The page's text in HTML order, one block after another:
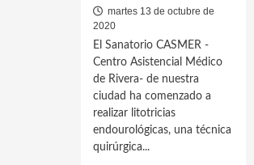
martes 13 de octubre de
2020
El Sanatorio CASMER -
Centro Asistencial Médico
de Rivera- de nuestra
ciudad ha comenzado a
realizar litotricias
endourológicas, una técnica
quirúrgica...